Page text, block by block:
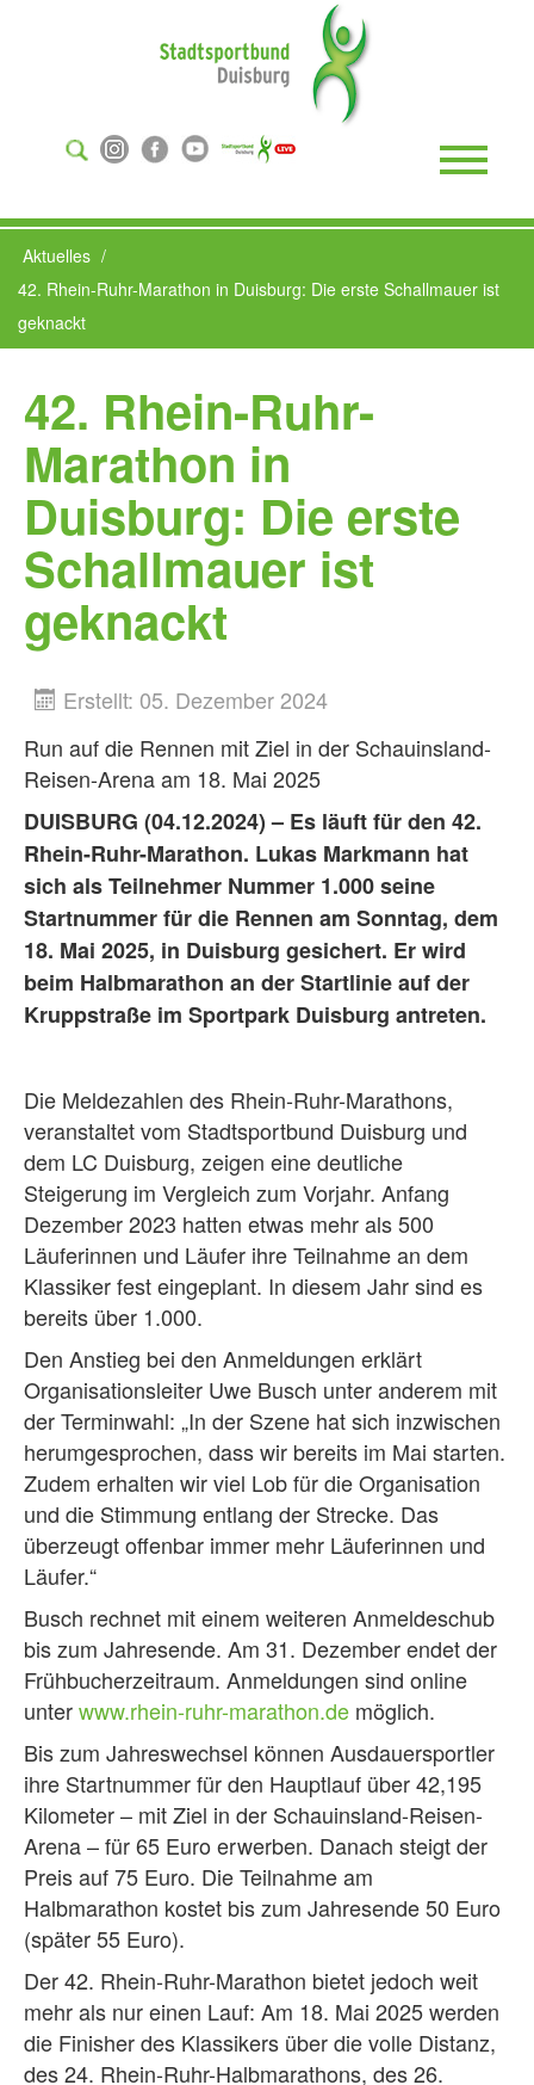
Suchen
Toggle
Aktuelles
42. Rhein-Ruhr-Marathon in Duisburg: Die erste Schallmauer ist
geknackt
42. Rhein-Ruhr-
Marathon in
Duisburg: Die erste
Schallmauer ist
geknackt
Erstellt: 05. Dezember 2024
Run auf die Rennen mit Ziel in der Schauinsland-
Reisen-Arena am 18. Mai 2025
DUISBURG (04.12.2024) – Es läuft für den 42.
Rhein-Ruhr-Marathon. Lukas Markmann hat
sich als Teilnehmer Nummer 1.000 seine
Startnummer für die Rennen am Sonntag, dem
18. Mai 2025, in Duisburg gesichert. Er wird
beim Halbmarathon an der Startlinie auf der
Kruppstraße im Sportpark Duisburg antreten.
Die Meldezahlen des Rhein-Ruhr-Marathons,
veranstaltet vom Stadtsportbund Duisburg und
dem LC Duisburg, zeigen eine deutliche
Steigerung im Vergleich zum Vorjahr. Anfang
Dezember 2023 hatten etwas mehr als 500
Läuferinnen und Läufer ihre Teilnahme an dem
Klassiker fest eingeplant. In diesem Jahr sind es
bereits über 1.000.
Den Anstieg bei den Anmeldungen erklärt
Organisationsleiter Uwe Busch unter anderem mit
der Terminwahl: „In der Szene hat sich inzwischen
herumgesprochen, dass wir bereits im Mai starten.
Zudem erhalten wir viel Lob für die Organisation
und die Stimmung entlang der Strecke. Das
überzeugt offenbar immer mehr Läuferinnen und
Läufer.“
Busch rechnet mit einem weiteren Anmeldeschub
bis zum Jahresende. Am 31. Dezember endet der
Frühbucherzeitraum. Anmeldungen sind online
unterwww.rhein-ruhr-marathon.de möglich.
Bis zum Jahreswechsel können Ausdauersportler
ihre Startnummer für den Hauptlauf über 42,195
Kilometer – mit Ziel in der Schauinsland-Reisen-
Arena – für 65 Euro erwerben. Danach steigt der
Preis auf 75 Euro. Die Teilnahme am
Halbmarathon kostet bis zum Jahresende 50 Euro
(später 55 Euro).
Der 42. Rhein-Ruhr-Marathon bietet jedoch weit
mehr als nur einen Lauf: Am 18. Mai 2025 werden
die Finisher des Klassikers über die volle Distanz,
des 24. Rhein-Ruhr-Halbmarathons, des 26.